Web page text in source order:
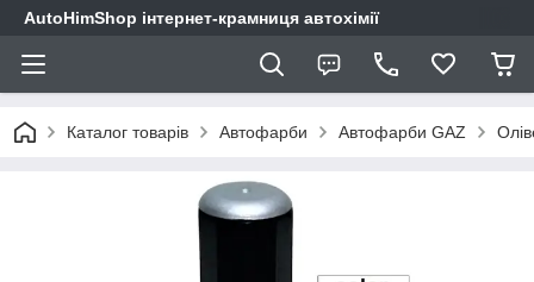
AutoHimShop інтернет-крамниця автохімії
Каталог товарів Автофарби Автофарби GAZ